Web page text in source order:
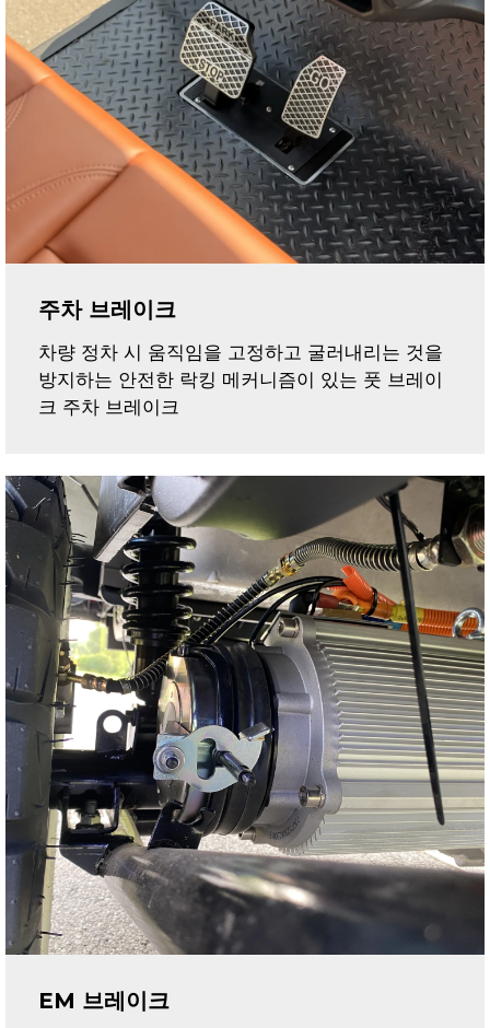
주차 브레이크
차량 정차 시 움직임을 고정하고 굴러내리는 것을
방지하는 안전한 락킹 메커니즘이 있는 풋 브레이
크 주차 브레이크
EM 브레이크